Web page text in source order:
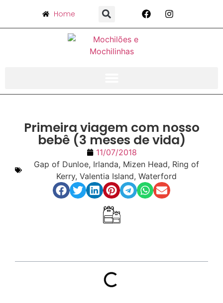
Home
Primeira viagem com nosso
bebê (3 meses de vida)
11/07/2018
Gap of Dunloe, Irlanda, Mizen Head, Ring of
Kerry, Valentia Island, Waterford